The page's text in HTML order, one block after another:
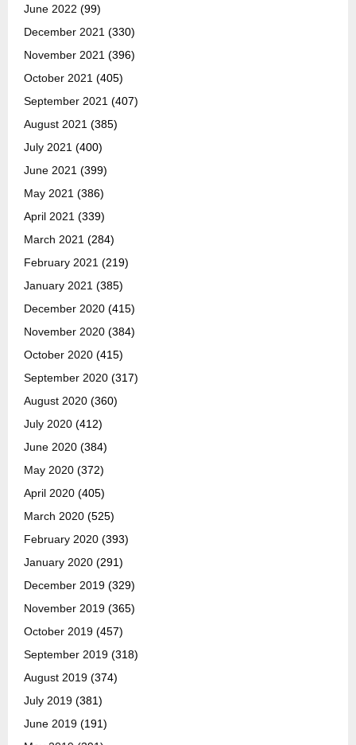
June 2022 (99)
December 2021 (330)
November 2021 (396)
October 2021 (405)
September 2021 (407)
August 2021 (385)
July 2021 (400)
June 2021 (399)
May 2021 (386)
April 2021 (339)
March 2021 (284)
February 2021 (219)
January 2021 (385)
December 2020 (415)
November 2020 (384)
October 2020 (415)
September 2020 (317)
August 2020 (360)
July 2020 (412)
June 2020 (384)
May 2020 (372)
April 2020 (405)
March 2020 (525)
February 2020 (393)
January 2020 (291)
December 2019 (329)
November 2019 (365)
October 2019 (457)
September 2019 (318)
August 2019 (374)
July 2019 (381)
June 2019 (191)